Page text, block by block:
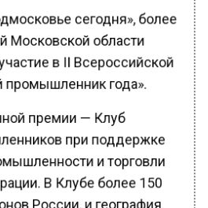
сегодня», более
Московской области
в II Всероссийской
года».
премии — Клуб
при поддержке
и торговли
В Клубе более 150
России, и география